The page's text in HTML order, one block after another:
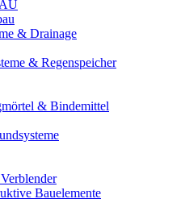
& Drainage
& Regenspeicher
& Bindemittel
Bauelemente